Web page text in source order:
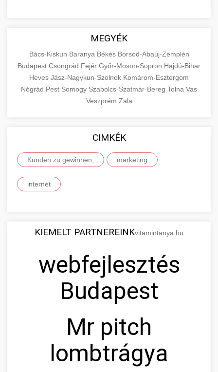
MEGYÉK
Bács-Kiskun Baranya Békés Borsod-Abaúj-Zemplén
Budapest Csongrád Fejér Győr-Moson-Sopron Hajdú-Bihar
Heves Jász-Nagykun-Szolnok Komárom-Esztergom
Nógrád Pest Somogy Szabolcs-Szatmár-Bereg Tolna Vas
Veszprém Zala
CIMKÉK
Kunden zu gewinnen, marketing
internet
KIEMELT PARTNEREINKvitamintanya.hu
webfejlesztés
Budapest
Mr pitch
lombtrágya